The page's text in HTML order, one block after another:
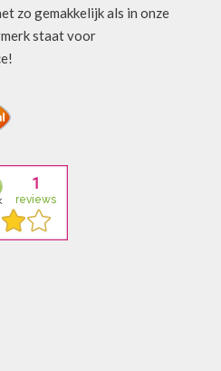
zo gemakkelijk als in onze
staat voor